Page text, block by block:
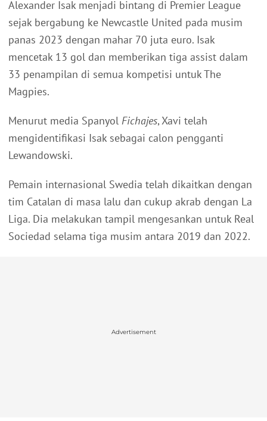
Alexander Isak menjadi bintang di Premier League
sejak bergabung ke Newcastle United pada musim
panas 2023 dengan mahar 70 juta euro. Isak
mencetak 13 gol dan memberikan tiga assist dalam
33 penampilan di semua kompetisi untuk The
Magpies.
Menurut media Spanyol Fichajes, Xavi telah
mengidentifikasi Isak sebagai calon pengganti
Lewandowski.
Pemain internasional Swedia telah dikaitkan dengan
tim Catalan di masa lalu dan cukup akrab dengan La
Liga. Dia melakukan tampil mengesankan untuk Real
Sociedad selama tiga musim antara 2019 dan 2022.
Advertisement